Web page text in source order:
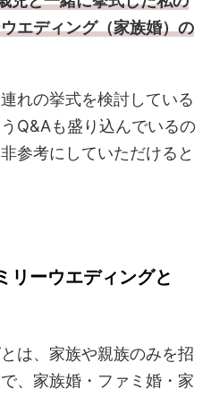
エディング（家族婚）の
れの挙式を検討している
Q&Aも盛り込んでいるの
参考にしていただけると
リーウエディングと
は、家族や親族のみを招
、家族婚・ファミ婚・家